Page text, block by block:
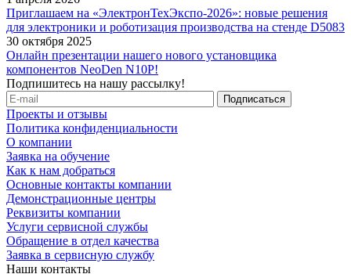
Приглашаем на «ЭлектронТехЭкспо-2026»: новые решения
для электроники и роботизация производства на стенде D5083
30 октября 2025
Онлайн презентации нашего нового установщика
компонентов NeoDen N10P!
Подпишитесь на нашу рассылку!
Проекты и отзывы
Политика конфиденциальности
О компании
Заявка на обучение
Как к нам добраться
Основные контакты компании
Демонстрационные центры
Реквизиты компании
Услуги сервисной службы
Обращение в отдел качества
Заявка в сервисную службу
Наши контакты